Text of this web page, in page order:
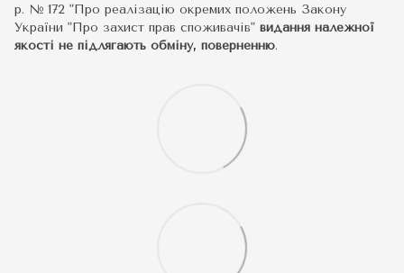
р. № 172 "Про реалізацію окремих положень Закону
України "Про захист прав споживачів" видання належної
якості не підлягають обміну, поверненню.